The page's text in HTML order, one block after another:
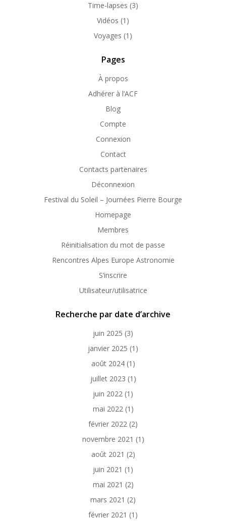
Time-lapses (3)
Vidéos (1)
Voyages (1)
Pages
À propos
Adhérer à l’ACF
Blog
Compte
Connexion
Contact
Contacts partenaires
Déconnexion
Festival du Soleil – Journées Pierre Bourge
Homepage
Membres
Réinitialisation du mot de passe
Rencontres Alpes Europe Astronomie
S’inscrire
Utilisateur/utilisatrice
Recherche par date d’archive
juin 2025 (3)
janvier 2025 (1)
août 2024(1)
juillet 2023 (1)
juin 2022 (1)
mai 2022(1)
février 2022 (2)
novembre 2021 (1)
août 2021 (2)
juin 2021 (1)
mai 2021 (2)
mars 2021 (2)
février 2021 (1)